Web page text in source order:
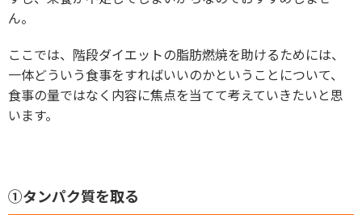
ん。
ここでは、階段ダイエットの脂肪燃焼を助けるためには、
一体どういう食事をすればいいのかということについて、
食事の量ではなく内容に焦点を当てて考えていきたいと思
います。
①タンパク質を取る